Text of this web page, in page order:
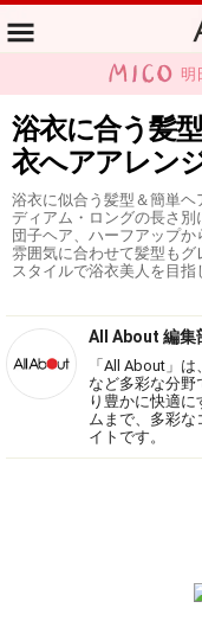
明
浴衣に合う髪
衣へアアレン
浴衣に似合う髪型＆簡単ヘ
ディアム・ロングの長さ
団子ヘア、ハーフアップ
雰囲気に合わせて髪型も
スタイルで浴衣美人を目指
All About 編集
「All About」
など多彩な分野
り豊かに快適
ムまで、多彩な
イトです。